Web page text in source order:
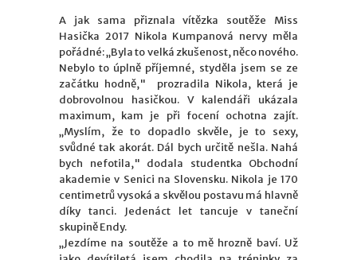
A jak sama přiznala vítězka soutěže Miss
Hasička 2017 Nikola Kumpanová nervy měla
pořádné: „Byla to velká zkušenost, něco nového.
Nebylo to úplně příjemné, styděla jsem se ze
začátku hodně," prozradila Nikola, která je
dobrovolnou hasičkou. V kalendáři ukázala
maximum, kam je při focení ochotna zajít.
„Myslím, že to dopadlo skvěle, je to sexy,
svůdné tak akorát. Dál bych určitě nešla. Nahá
bych nefotila," dodala studentka Obchodní
akademie v Senici na Slovensku. Nikola je 170
centimetrů vysoká a skvělou postavu má hlavně
díky tanci. Jedenáct let tancuje v taneční
skupině Endy.
„Jezdíme na soutěže a to mě hrozně baví. Už